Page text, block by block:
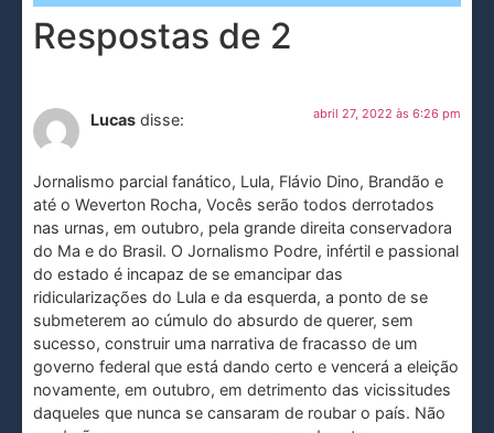
Respostas de 2
Lucas disse: abril 27, 2022 às 6:26 pm
Jornalismo parcial fanático, Lula, Flávio Dino, Brandão e
até o Weverton Rocha, Vocês serão todos derrotados
nas urnas, em outubro, pela grande direita conservadora
do Ma e do Brasil. O Jornalismo Podre, infértil e passional
do estado é incapaz de se emancipar das
ridicularizações do Lula e da esquerda, a ponto de se
submeterem ao cúmulo do absurdo de querer, sem
sucesso, construir uma narrativa de fracasso de um
governo federal que está dando certo e vencerá a eleição
novamente, em outubro, em detrimento das vicissitudes
daqueles que nunca se cansaram de roubar o país. Não